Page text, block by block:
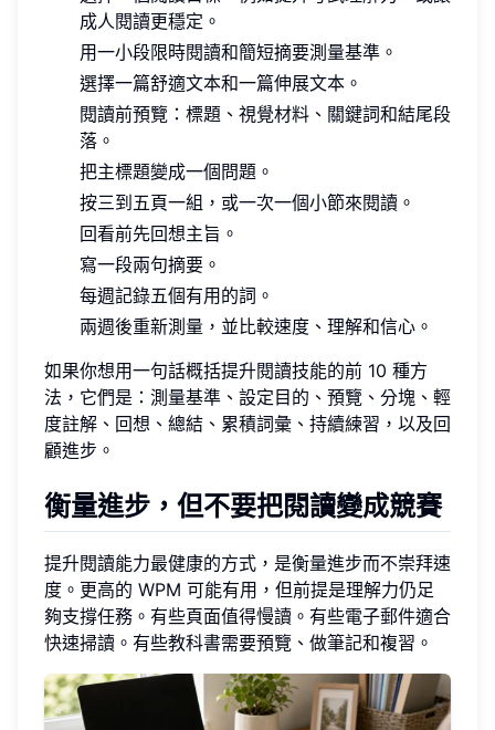
成人閱讀更穩定。
用一小段限時閱讀和簡短摘要測量基準。
選擇一篇舒適文本和一篇伸展文本。
閱讀前預覽：標題、視覺材料、關鍵詞和結尾段
落。
把主標題變成一個問題。
按三到五頁一組，或一次一個小節來閱讀。
回看前先回想主旨。
寫一段兩句摘要。
每週記錄五個有用的詞。
兩週後重新測量，並比較速度、理解和信心。
如果你想用一句話概括提升閱讀技能的前 10 種方
法，它們是：測量基準、設定目的、預覽、分塊、輕
度註解、回想、總結、累積詞彙、持續練習，以及回
顧進步。
衡量進步，但不要把閱讀變成競賽
提升閱讀能力最健康的方式，是衡量進步而不崇拜速
度。更高的 WPM 可能有用，但前提是理解力仍足
夠支撐任務。有些頁面值得慢讀。有些電子郵件適合
快速掃讀。有些教科書需要預覽、做筆記和複習。